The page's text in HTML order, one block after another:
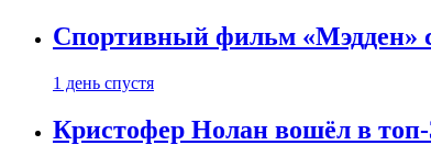
Спортивный фильм «Мэдден»
1 день спустя
Кристофер Нолан вошёл в